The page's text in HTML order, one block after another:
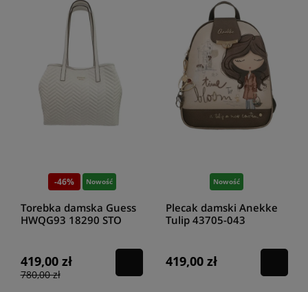
-46% Nowość
Torebka damska Guess
HWQG93 18290 STO
419,00 zł
780,00 zł
Nowość
Plecak damski Anekke
Tulip 43705-043
419,00 zł